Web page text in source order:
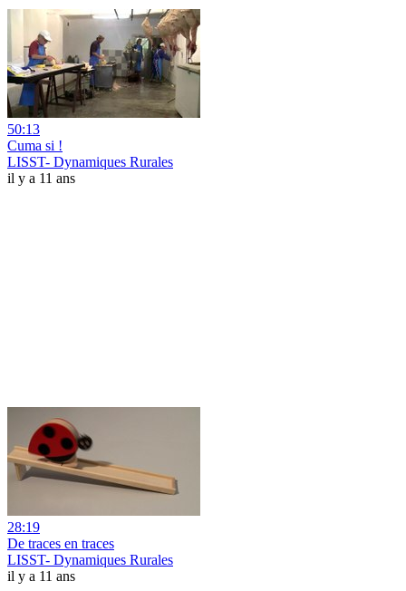
50:13
Cuma si !
LISST- Dynamiques Rurales
il y a 11 ans
28:19
De traces en traces
LISST- Dynamiques Rurales
il y a 11 ans